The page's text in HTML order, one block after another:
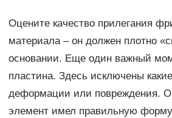
Оцените качество прилегания
материала – он должен плотно
основании. Еще один важный
пластина. Здесь исключены
деформации или повреждения.
элемент имел правильную